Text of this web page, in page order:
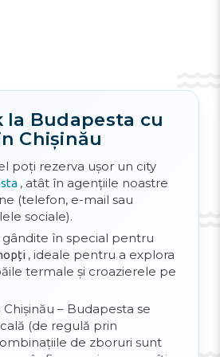
cheie tradițional trece prin
. În afară de muzeele
cele tematice de
printre turiști – de
unde puteți vedea
muzeul de marțipan,
și altele.
care sunt disponibile
exempluBiserica
veche cu vitralii superbe
unic. Parcurile din
o atenție separată. Cel mai
capitala Ungariei este
în centrul orașului. Aici se
la Budapesta cu
Chișinău
poți rezerva ușor un city
, atât în agențiile noastre
(telefon, e-mail sau
sociale).
în special pentru
, ideale pentru a explora
termale și croazierele pe
– Budapesta se
(de regulă prin
de zboruri sunt